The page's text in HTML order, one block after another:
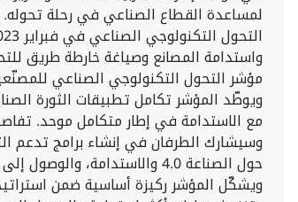
لمساعدة القطاع الصناعي في رحلة تحوله.
مؤشر التحول التكنولوجي الصناعي
ويوطّد المؤشر تكامل تطبيقات الثورة
وسيشارك الطرفان في إنشاء برامج تدعم
حول الصناعة 4.0